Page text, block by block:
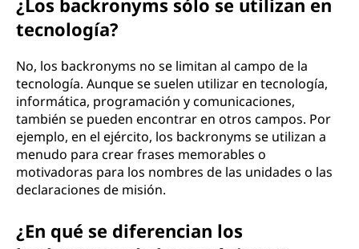
¿Los backronyms sólo se utilizan en
tecnología?
No, los backronyms no se limitan al campo de la
tecnología. Aunque se suelen utilizar en tecnología,
informática, programación y comunicaciones,
también se pueden encontrar en otros campos. Por
ejemplo, en el ejército, los backronyms se utilizan a
menudo para crear frases memorables o
motivadoras para los nombres de las unidades o las
declaraciones de misión.
¿En qué se diferencian los